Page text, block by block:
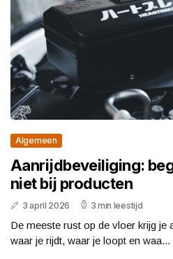
Algemeen
Aanrijdbeveiliging:
niet bij producten
3 april 2026 3 min leestijd
De meeste rust op de vloer krijg je
waar je rijdt, waar je loopt en waa...